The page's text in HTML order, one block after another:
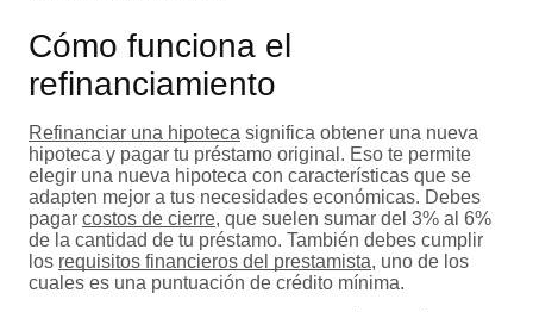
Cómo funciona el
refinanciamiento
Refinanciar una hipoteca significa obtener una nueva
hipoteca y pagar tu préstamo original. Eso te permite
elegir una nueva hipoteca con características que se
adapten mejor a tus necesidades económicas. Debes
pagar costos de cierre, que suelen sumar del 3% al 6%
de la cantidad de tu préstamo. También debes cumplir
los requisitos financieros del prestamista, uno de los
cuales es una puntuación de crédito mínima.